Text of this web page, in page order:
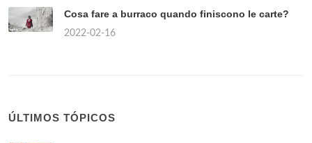
Cosa fare a burraco quando finiscono le carte?
2022-02-16
ÚLTIMOS TÓPICOS